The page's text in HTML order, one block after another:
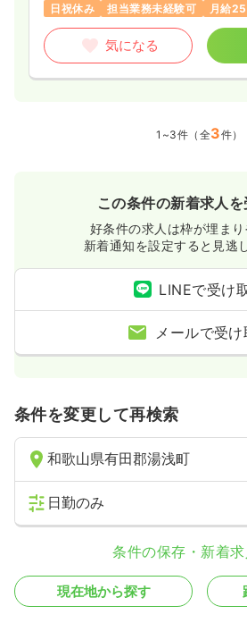
日祝休み
担当業務未経験可 月給
気になる
1~3件（全3件）
この条件の新着求人
好条件の求人は枠が埋ま
新着通知を設定すると見逃
LINEで受け
メールで受け
条件を変更して再検索
和歌山県有田郡湯浅町
日勤のみ
条件の保存・新着
現在地から探す